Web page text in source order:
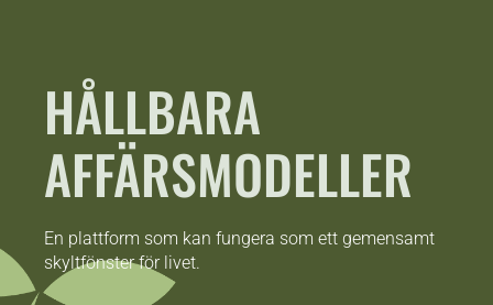
HÅLLBARA
AFFÄRSMODELLER
En plattform som kan fungera som ett gemensamt
skyltfönster för livet.